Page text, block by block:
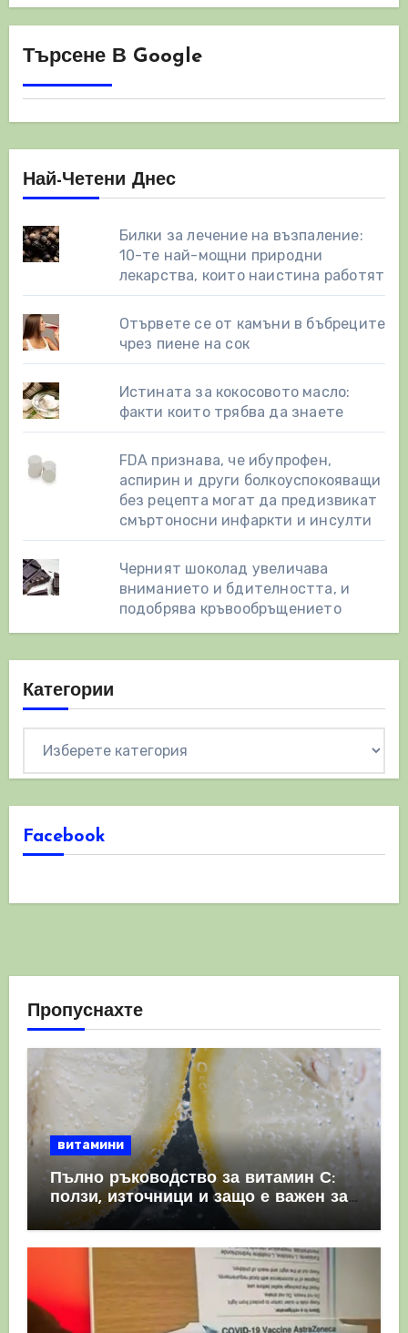
Търсене В Google
Най-Четени Днес
Билки за лечение на възпаление:
10-те най-мощни природни
лекарства, които наистина работят
Отървете се от камъни в бъбреците
чрез пиене на сок
Истината за кокосовото масло:
факти които трябва да знаете
FDA признава, че ибупрофен,
аспирин и други болкоуспокояващи
без рецепта могат да предизвикат
смъртоносни инфаркти и инсулти
Черният шоколад увеличава
вниманието и бдителността, и
подобрява кръвообръщението
Категории
Facebook
Пропуснахте
витамини
Пълно ръководство за витамин С:
ползи, източници и защо е важен за
имунната система